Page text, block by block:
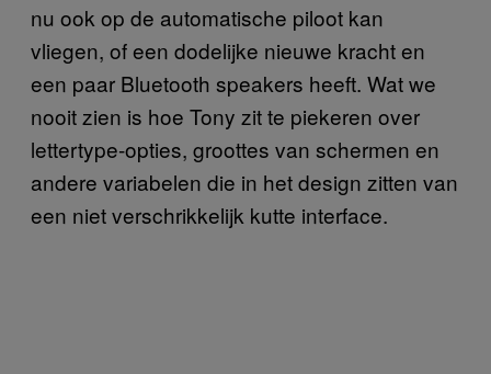
nu ook op de automatische piloot kan
vliegen, of een dodelijke nieuwe kracht en
een paar Bluetooth speakers heeft. Wat we
nooit zien is hoe Tony zit te piekeren over
lettertype-opties, groottes van schermen en
andere variabelen die in het design zitten van
een niet verschrikkelijk kutte interface.